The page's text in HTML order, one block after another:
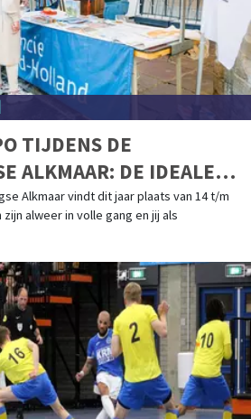
TIJDENS DE
ALKMAAR: DE IDEALE
Alkmaar vindt dit jaar plaats van 14 t/m
alweer in volle gang en jij als